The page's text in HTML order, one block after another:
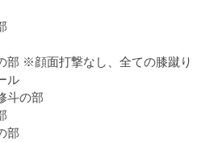
部 ※顔面打撃なし、全ての膝蹴り
ル
斗の部
部